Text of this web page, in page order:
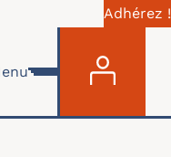
Adhérez !